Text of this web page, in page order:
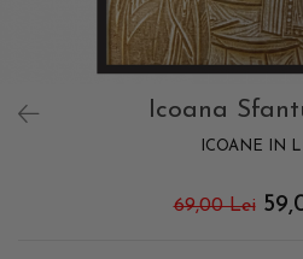
Icoana
ICOANE IN
69,00 Lei